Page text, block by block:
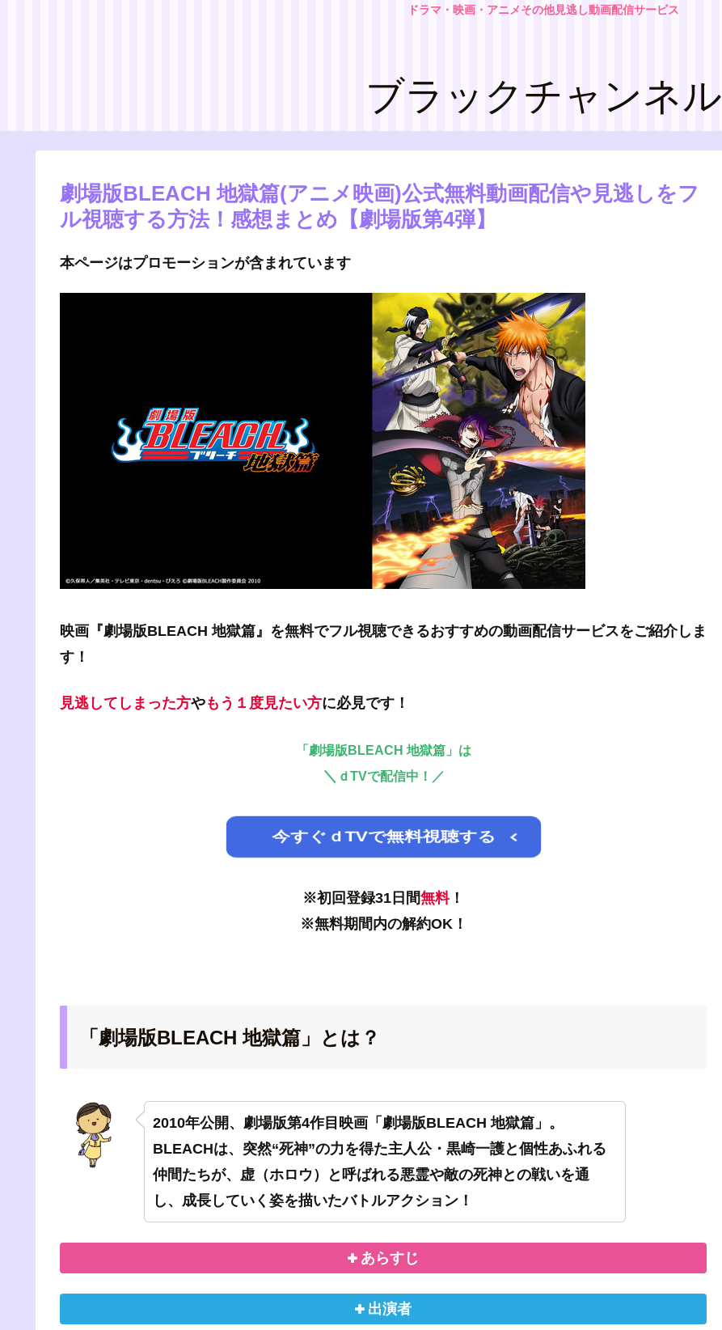
ドラマ・映画・アニメその他見逃し動画配信サービス
ブラックチャンネル
劇場版BLEACH 地獄篇(アニメ映画)公式無料動画配信や見逃しをフ
ル視聴する方法！感想まとめ【劇場版第4弾】
本ページはプロモーションが含まれています
映画『劇場版BLEACH 地獄篇』を無料でフル視聴できるおすすめの動画配信サービスをご紹介しま
す！
見逃してしまった方やもう１度見たい方に必見です！
「劇場版BLEACH 地獄篇」は
＼ ｄTVで配信中！／
今すぐｄTVで無料視聴する
※初回登録31日間無料！
※無料期間内の解約OK！
「劇場版BLEACH 地獄篇」とは？
2010年公開、劇場版第4作目映画「劇場版BLEACH 地獄篇」。
BLEACHは、突然“死神”の力を得た主人公・黒崎一護と個性あふれる
仲間たちが、虚（ホロウ）と呼ばれる悪霊や敵の死神との戦いを通
し、成長していく姿を描いたバトルアクション！
あらすじ
出演者